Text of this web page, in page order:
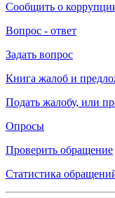
Сообщить о
Вопрос - ответ
Задать вопрос
Книга жалоб и
Подать жалобу, или
Опросы
Проверить обращение
Статистика